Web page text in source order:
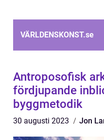
VÄRLDENSKONST.se
Antroposofisk
fördjupande
byggmetodik
30 augusti 2023 Jon